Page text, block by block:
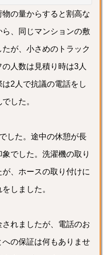
の量からすると割高な
、同じマンションの敷
が、小さめのトラック
人数は見積り時は3人
2人で抗議の電話をし
した。
した。途中の休憩が長
でした。洗濯機の取り
、ホースの取り付けに
しました。
れましたが、電話のお
の保証は何もありませ